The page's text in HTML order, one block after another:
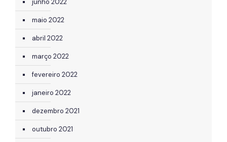
maio 2022
abril 2022
março 2022
fevereiro 2022
janeiro 2022
dezembro 2021
outubro 2021